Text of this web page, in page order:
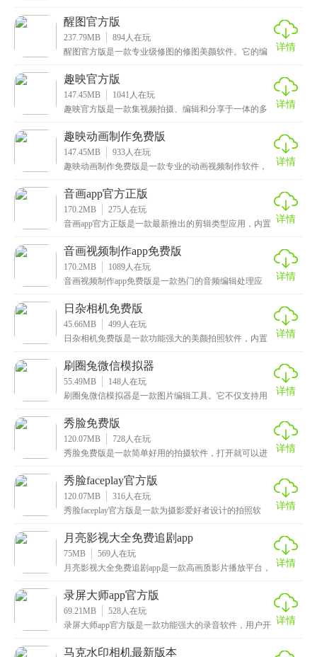
醒图官方版
237.79MB 894 人在玩
醒图官方版是一款专业级修图的修图美颜软件。它的编
转，让
详情
趣映官方版
147.45MB 1041 人在玩
趣映官方版是一款集视频拍摄、编辑和分享于一体的多
拥有
详情
趣映动画制作免费版
147.45MB 933 人在玩
趣映动画制作免费版是一款专业的动画视频制作软件，
材。无
详情
音画app官方正版
170.2MB 275 人在玩
音画app官方正版是一款最新推出的剪辑类型应用，内置 详情
音画视频制作app免费版
170.2MB 1089 人在玩
音画视频制作app免费版是一款热门的音频编辑处理应
可
详情
日杂相机免费版
45.66MB 499 人在玩
日杂相机免费版是一款功能强大的美颜拍照软件，内置
论是
详情
刷圈兔微信模拟器
55.49MB 148 人在玩
刷圈兔微信模拟器是一款图片编辑工具。它不仅支持用
等，还
详情
秀脸免费版
120.07MB 728 人在玩
秀脸免费版是一款简单好用的拍摄软件，打开就可以进
各项
详情
秀脸faceplay官方版
120.07MB 316 人在玩
秀脸faceplay官方版是一款为摄影爱好者设计的拍照软
详情
月亮影视大全免费追剧app
75MB 569 人在玩
月亮影视大全免费追剧app是一款高画质影片播放平台，
详情
录屏大师app官方版
69.21MB 528 人在玩
录屏大师app官方版是一款功能强大的录音软件，用户开 详情
马克水印相机最新版本